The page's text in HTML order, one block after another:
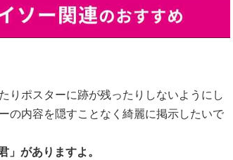
りポスターに跡が残ったりしないようにし
の内容を隠すことなく綺麗に掲示したいで
」がありますよ。